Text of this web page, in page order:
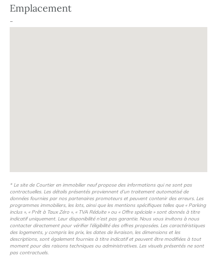
chaussée, un local accueille votre vélo, des celliers et des
caves sont également à votre disposition. Les
Les prestations
Conception du bâtiment conforme à la RE2020
Emplacement
-
* Le site de Courtier en immobilier neuf propose des informations qui ne sont pas
contractuelles. Les détails présentés proviennent d’un traitement automatisé de
données fournies par nos partenaires promoteurs et peuvent contenir des erreurs. Les
programmes immobiliers, les lots, ainsi que les mentions spécifiques telles que « Parking
inclus », « Prêt à Taux Zéro », « TVA Réduite » ou « Offre spéciale » sont donnés à titre
indicatif uniquement. Leur disponibilité n’est pas garantie. Nous vous invitons à nous
contacter directement pour vérifier l’éligibilité des offres proposées. Les caractéristiques
des logements, y compris les prix, les dates de livraison, les dimensions et les
descriptions, sont également fournies à titre indicatif et peuvent être modifiées à tout
moment pour des raisons techniques ou administratives. Les visuels présentés ne sont
pas contractuels.